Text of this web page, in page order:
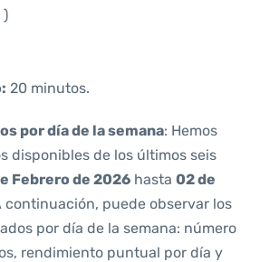
)
20 minutos.
por día de la semana: Hemos
disponibles de los últimos seis
Febrero de 2026 hasta 02 de
continuación, puede observar los
por día de la semana: número
rendimiento puntual por día y